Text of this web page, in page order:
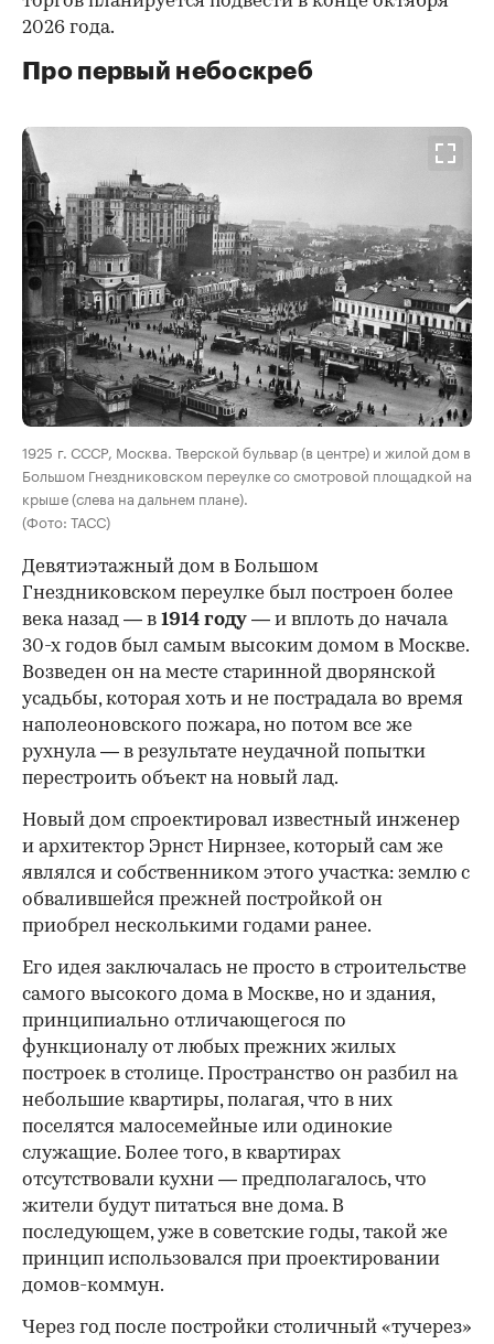
2026 года.
Про первый небоскреб
00:00 / 00:00
1925 г. СССР, Москва. Тверской бульвар (в центре) и жилой дом в
Большом Гнездниковском переулке со смотровой площадкой на
крыше (слева на дальнем плане).
(Фото: ТАСС)
Девятиэтажный дом в Большом
Гнездниковском переулке был построен более
века назад — в 1914 году — и вплоть до начала
30-х годов был самым высоким домом в Москве.
Возведен он на месте старинной дворянской
усадьбы, которая хоть и не пострадала во время
наполеоновского пожара, но потом все же
рухнула — в результате неудачной попытки
перестроить объект на новый лад.
Новый дом спроектировал известный инженер
и архитектор Эрнст Нирнзее, который сам же
являлся и собственником этого участка: землю с
обвалившейся прежней постройкой он
приобрел несколькими годами ранее.
Его идея заключалась не просто в строительстве
самого высокого дома в Москве, но и здания,
принципиально отличающегося по
функционалу от любых прежних жилых
построек в столице. Пространство он разбил на
небольшие квартиры, полагая, что в них
поселятся малосемейные или одинокие
служащие. Более того, в квартирах
отсутствовали кухни — предполагалось, что
жители будут питаться вне дома. В
последующем, уже в советские годы, такой же
принцип использовался при проектировании
домов-коммун.
Через год после постройки столичный «тучерез»